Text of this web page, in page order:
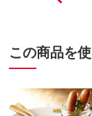
この商品を